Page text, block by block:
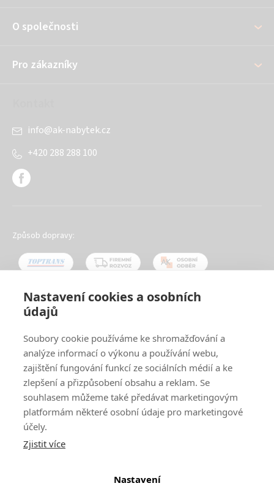
Nastavení cookies a osobních
údajů
Soubory cookie používáme ke shromažďování a
analýze informací o výkonu a používání webu,
zajištění fungování funkcí ze sociálních médií a ke
zlepšení a přizpůsobení obsahu a reklam. Se
souhlasem můžeme také předávat marketingovým
platformám některé osobní údaje pro marketingové
účely.
Zjistit více
Nastavení
O společnosti
Pro zákazníky
info@ak-nabytek.cz
+420 288 288 100
Způsob dopravy:
Shoptet |mime digital